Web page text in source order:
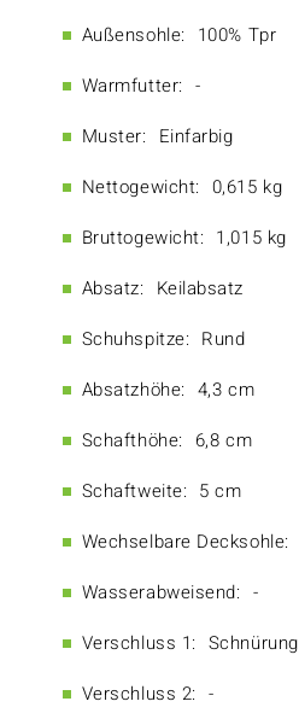
Außensohle: 100% Tpr
Warmfutter: -
Muster: Einfarbig
Nettogewicht: 0,615 kg
Bruttogewicht: 1,015 kg
Absatz: Keilabsatz
Schuhspitze: Rund
Absatzhöhe: 4,3 cm
Schafthöhe: 6,8 cm
Schaftweite: 5 cm
Wechselbare Decksohle:
Wasserabweisend: -
Verschluss 1: Schnürung
Verschluss 2: -